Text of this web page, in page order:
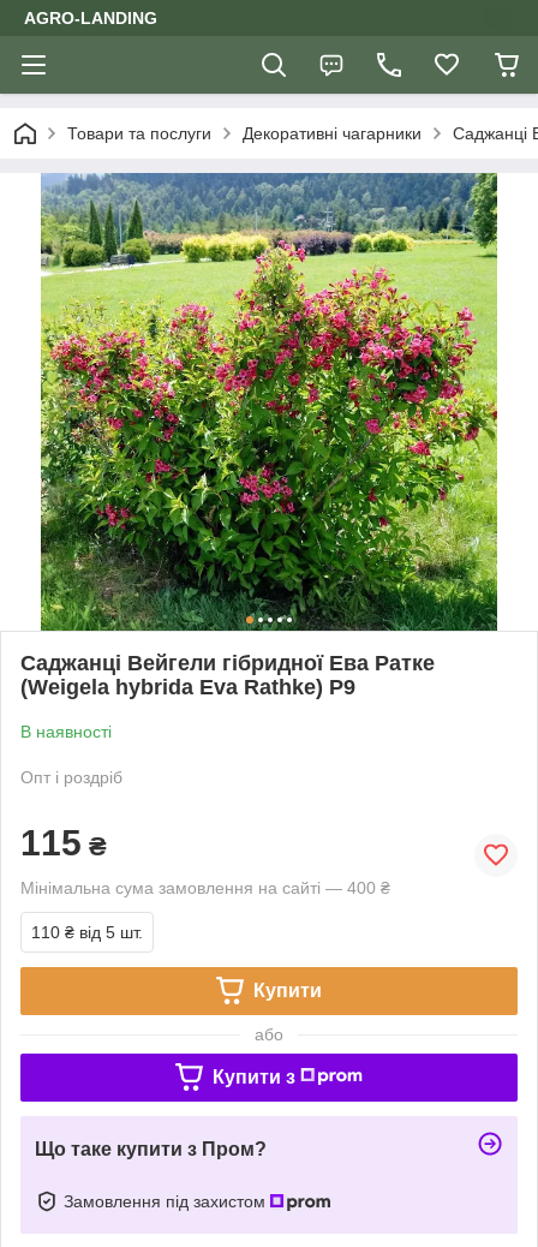
AGRO-LANDING
Товари та послуги Декоративні чагарники Саджанці
Саджанці Вейгели гібридної Ева Ратке
(Weigela hybrida Eva Rathke) Р9
В наявності
Опт і роздріб
115 ₴
Мінімальна сума замовлення на сайті — 400 ₴
110 ₴ від 5 шт.
Купити
або
Купити з
Що таке купити з Пром?
Замовлення під захистом